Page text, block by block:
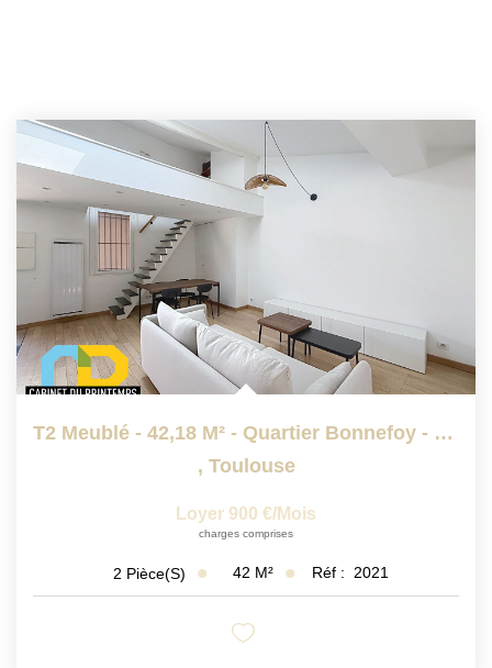
T2 Meublé - 42,18 M² - Quartier Bonnefoy - Toulouse
, Toulouse
Loyer 900 €/mois
charges comprises
2 Pièce(s) 42 M² Réf : 2021